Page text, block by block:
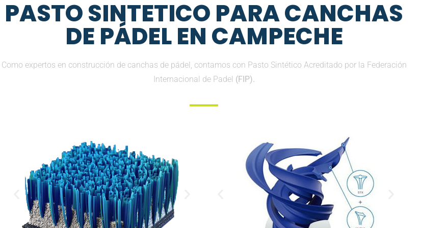
PASTO SINTETICO PARA CANCHAS
DE PÁDEL EN CAMPECHE
Como expertos en construcción de canchas de pádel, contamos con Pasto Sintético Acreditado por la Federación
Internacional de Padel (FIP).